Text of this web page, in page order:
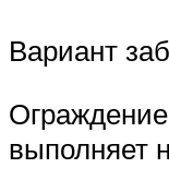
Вариант
выполняет